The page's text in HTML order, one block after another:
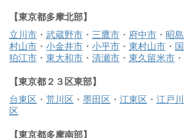
【東京都多摩北部】
立川市 ・ 武蔵野市 ・ 三鷹市 ・ 府中市 ・ 昭
村山市 ・ 小金井市 ・ 小平市 ・ 東村山市 ・
狛江市 ・ 東大和市 ・ 清瀬市 ・ 東久留米市 ・
【東京都２３区東部】
台東区 ・ 荒川区 ・ 墨田区 ・ 江東区 ・ 江戸
区
【東京都多摩南部】